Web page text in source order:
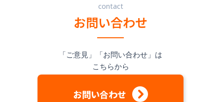
contact
お問い合わせ
「ご意見」「お問い合わせ」は
こちらから
お問い合わせ